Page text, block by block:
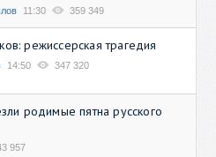
11:30 359 349
режиссерская трагедия
14:50 347 320
родимые пятна русского
957